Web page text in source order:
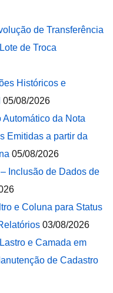
de Transferência
de Troca
Históricos e
05/08/2026
da Nota
Emitidas a partir da
05/08/2026
Inclusão de Dados de
e Coluna para Status
03/08/2026
e Camada em
de Cadastro